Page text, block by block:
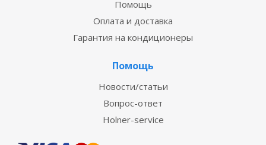
Помощь
Оплата и доставка
Гарантия на кондиционеры
Помощь
Новости/статьи
Вопрос-ответ
Holner-service